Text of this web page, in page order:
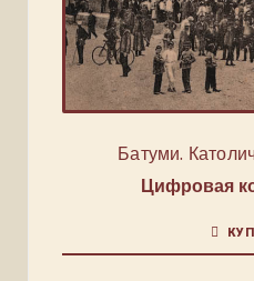
Батуми.
Цифровая